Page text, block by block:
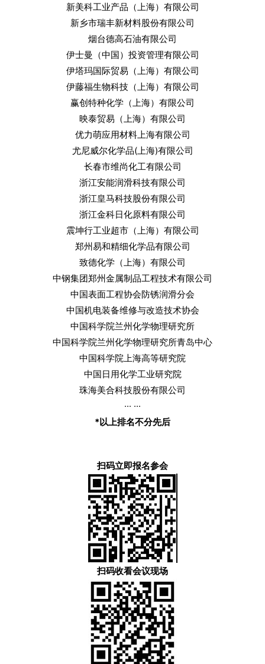
新美科工业产品（上海）有限公司
新乡市瑞丰新材料股份有限公司
烟台德高石油有限公司
伊士曼（中国）投资管理有限公司
伊塔玛国际贸易（上海）有限公司
伊藤福生物科技（上海）有限公司
赢创特种化学（上海）有限公司
映泰贸易（上海）有限公司
优力萌应用材料上海有限公司
尤尼威尔化学品(上海)有限公司
长春市维尚化工有限公司
浙江安能润滑科技有限公司
浙江皇马科技股份有限公司
浙江金科日化原料有限公司
震坤行工业超市（上海）有限公司
郑州易和精细化学品有限公司
致德化学（上海）有限公司
中钢集团郑州金属制品工程技术有限公司
中国表面工程协会防锈润滑分会
中国机电装备维修与改造技术协会
中国科学院兰州化学物理研究所
中国科学院兰州化学物理研究所青岛中心
中国科学院上海高等研究院
中国日用化学工业研究院
珠海美合科技股份有限公司
··· ···
*以上排名不分先后
扫码立即报名参会
扫码收看会议现场